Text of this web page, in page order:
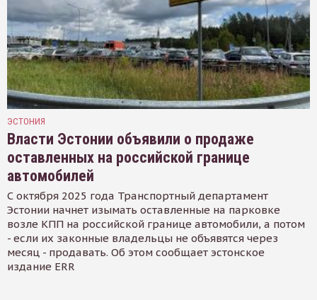
ЭСТОНИЯ
Власти Эстонии объявили о продаже
оставленных на российской границе
автомобилей
С октября 2025 года Транспортный департамент
Эстонии начнет изымать оставленные на парковке
возле КПП на российской границе автомобили, а потом
- если их законные владельцы не объявятся через
месяц - продавать. Об этом сообщает эстонское
издание ERR